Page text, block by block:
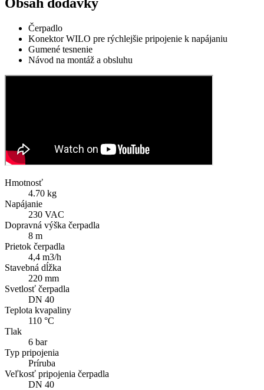
Čerpadlo
Konektor WILO pre rýchlejšie pripojenie k napájaniu
Gumené tesnenie
Návod na montáž a obsluhu
Hmotnosť
4.70 kg
Napájanie
230 VAC
Dopravná výška čerpadla
8 m
Prietok čerpadla
4,4 m3/h
Stavebná dĺžka
220 mm
Svetlosť čerpadla
DN 40
Teplota kvapaliny
110 °C
Tlak
6 bar
Typ pripojenia
Príruba
Veľkosť pripojenia čerpadla
DN 40